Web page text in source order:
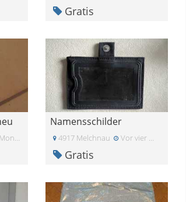
Gratis
Namensschilder
4917 Melchnau Vor vier Wochen
Gratis